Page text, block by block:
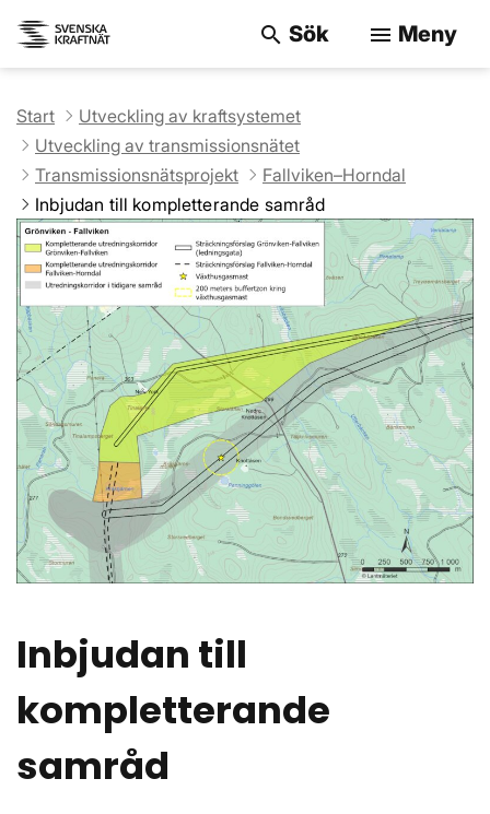
search Sök menu Meny
Start
Utveckling av kraftsystemet
Utveckling av transmissionsnätet
Transmissionsnätsprojekt
Fallviken–Horndal
Inbjudan till kompletterande samråd
Inbjudan till
kompletterande
samråd